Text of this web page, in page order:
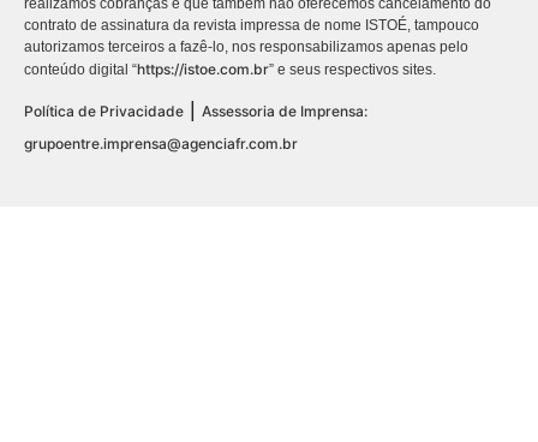
realizamos cobranças e que também não oferecemos cancelamento do
contrato de assinatura da revista impressa de nome ISTOÉ, tampouco
autorizamos terceiros a fazê-lo, nos responsabilizamos apenas pelo
conteúdo digital “https://istoe.com.br” e seus respectivos sites.
Política de Privacidade
Assessoria de Imprensa:
grupoentre.imprensa@agenciafr.com.br